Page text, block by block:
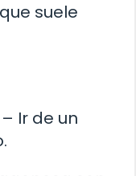
suele
Ir de un